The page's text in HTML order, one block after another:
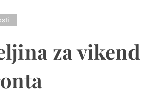
za vikend